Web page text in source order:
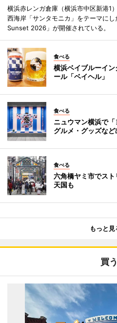
横浜赤レンガ倉庫（横浜市中区新港1
西海岸「サンタモニカ」をテーマに
Sunset 2026」が開催されている。
食べる
横浜ベイブルーイ
ール「ベイヘル」
食べる
ニュウマン横浜で
グルメ・グッズなど
食べる
六角橋ヤミ市でス
天国も
もっと見
買う